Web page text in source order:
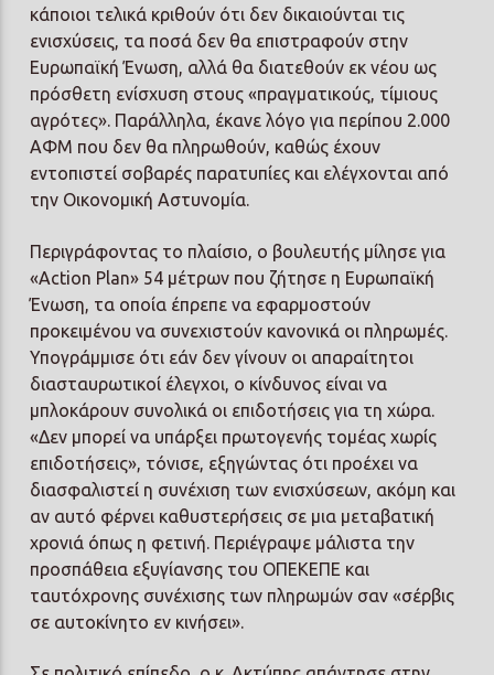
κάποιοι τελικά κριθούν ότι δεν δικαιούνται τις
ενισχύσεις, τα ποσά δεν θα επιστραφούν στην
Ευρωπαϊκή Ένωση, αλλά θα διατεθούν εκ νέου ως
πρόσθετη ενίσχυση στους «πραγματικούς, τίμιους
αγρότες». Παράλληλα, έκανε λόγο για περίπου 2.000
ΑΦΜ που δεν θα πληρωθούν, καθώς έχουν
εντοπιστεί σοβαρές παρατυπίες και ελέγχονται από
την Οικονομική Αστυνομία.
Περιγράφοντας το πλαίσιο, ο βουλευτής μίλησε για
«Action Plan» 54 μέτρων που ζήτησε η Ευρωπαϊκή
Ένωση, τα οποία έπρεπε να εφαρμοστούν
προκειμένου να συνεχιστούν κανονικά οι πληρωμές.
Υπογράμμισε ότι εάν δεν γίνουν οι απαραίτητοι
διασταυρωτικοί έλεγχοι, ο κίνδυνος είναι να
μπλοκάρουν συνολικά οι επιδοτήσεις για τη χώρα.
«Δεν μπορεί να υπάρξει πρωτογενής τομέας χωρίς
επιδοτήσεις», τόνισε, εξηγώντας ότι προέχει να
διασφαλιστεί η συνέχιση των ενισχύσεων, ακόμη και
αν αυτό φέρνει καθυστερήσεις σε μια μεταβατική
χρονιά όπως η φετινή. Περιέγραψε μάλιστα την
προσπάθεια εξυγίανσης του ΟΠΕΚΕΠΕ και
ταυτόχρονης συνέχισης των πληρωμών σαν «σέρβις
σε αυτοκίνητο εν κινήσει».